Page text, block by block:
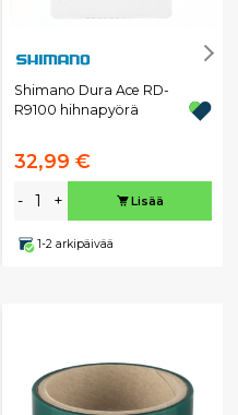
Shimano Dura Ace RD-
R9100 hihnapyörä
32,99 €
- + Lisää
1-2 arkipäivää